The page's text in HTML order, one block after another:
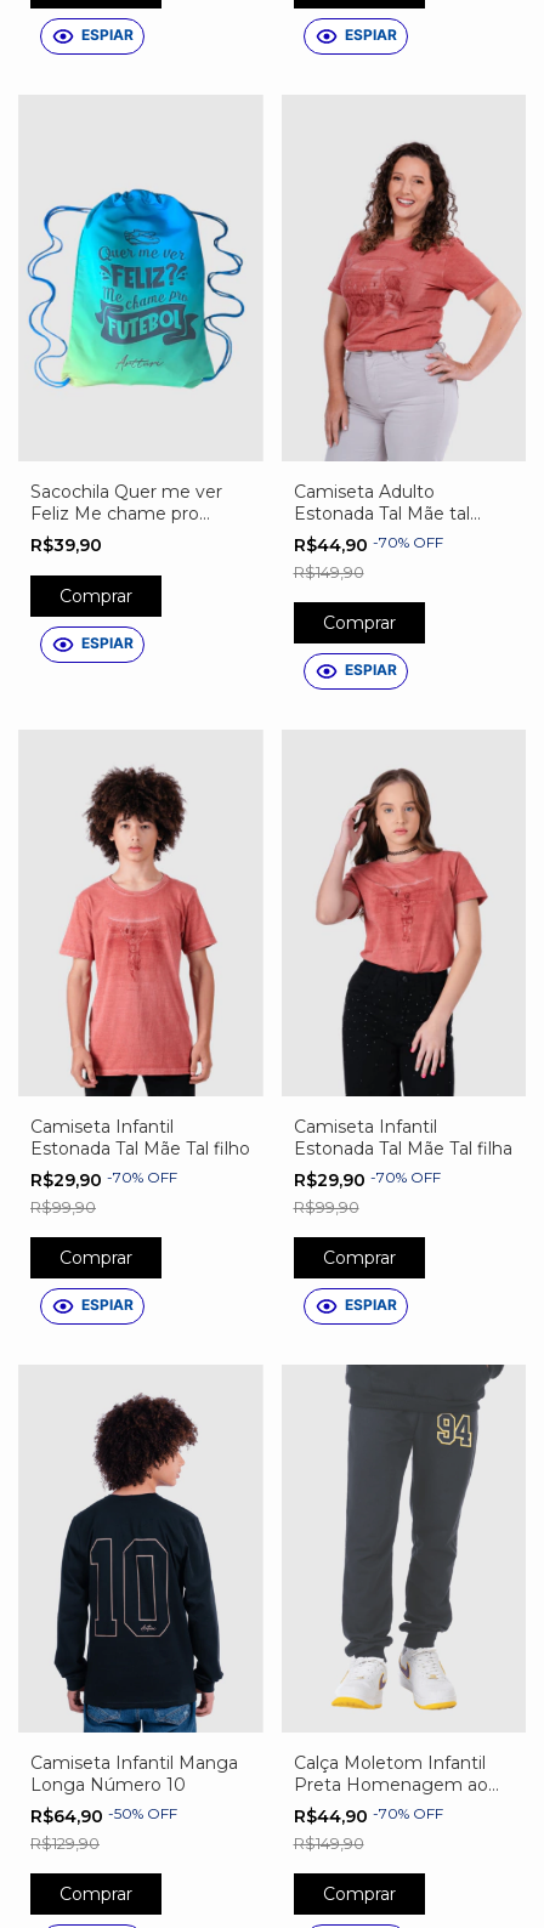
ESPIAR ESPIAR
Sacochila Quer me ver
Feliz Me chame pro
futebol
R$39,90
Comprar
ESPIAR
Camiseta Adulto
Estonada Tal Mãe tal
Filho Tal Mãe Tal Filha
R$44,90 -70% OFF
R$149,90
Comprar
ESPIAR
Camiseta Infantil
Estonada Tal Mãe Tal filho
R$29,90 -70% OFF
R$99,90
Comprar
ESPIAR
Camiseta Infantil
Estonada Tal Mãe Tal filha
R$29,90 -70% OFF
R$99,90
Comprar
ESPIAR
Camiseta Infantil Manga
Longa Número 10
R$64,90 -50% OFF
R$129,90
Comprar
Calça Moletom Infantil
Preta Homenagem ao
Tetra
R$44,90 -70% OFF
R$149,90
Comprar